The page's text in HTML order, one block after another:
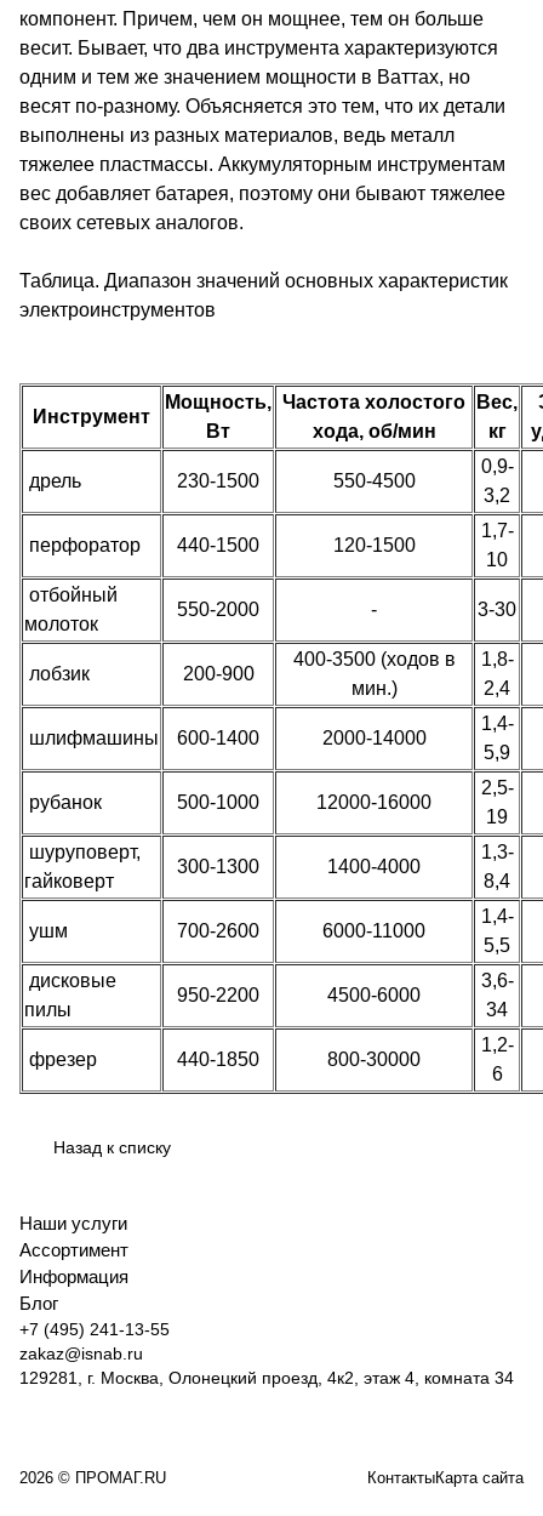
компонент. Причем, чем он мощнее, тем он больше
весит. Бывает, что два инструмента характеризуются
одним и тем же значением мощности в Ваттах, но
весят по-разному. Объясняется это тем, что их детали
выполнены из разных материалов, ведь металл
тяжелее пластмассы. Аккумуляторным инструментам
вес добавляет батарея, поэтому они бывают тяжелее
своих сетевых аналогов.
Таблица. Диапазон значений основных характеристик
электроинструментов
Инструмент
Мощность,
Вт
Частота холостого
хода, об/мин
Вес,
кг
дрель 230-1500 550-4500
0,9-
3,2
перфоратор 440-1500 120-1500
1,7-
10
отбойный
молоток
550-2000 - 3-30
лобзик 200-900
400-3500 (ходов в
мин.)
1,8-
2,4
шлифмашины 600-1400 2000-14000
1,4-
5,9
рубанок 500-1000 12000-16000
2,5-
19
шуруповерт,
гайковерт
300-1300 1400-4000
1,3-
8,4
ушм 700-2600 6000-11000
1,4-
5,5
дисковые
пилы
950-2200 4500-6000
3,6-
34
фрезер 440-1850 800-30000
1,2-
6
Назад к списку
Наши услуги
Ассортимент
Информация
Блог
+7 (495) 241-13-55
zakaz@isnab.ru
129281, г. Москва, Олонецкий проезд, 4к2, этаж 4, комната 34
2026 © ПРОМАГ.RU КонтактыКарта сайта